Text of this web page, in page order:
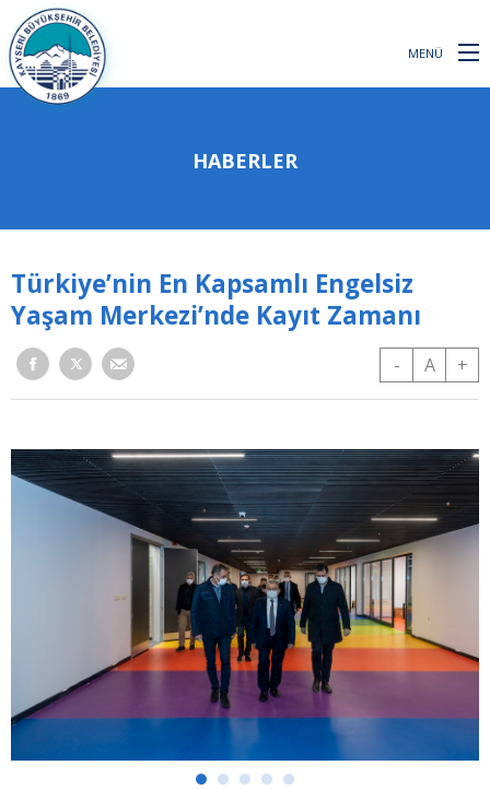
MENÜ
HABERLER
Türkiye’nin En Kapsamlı Engelsiz
Yaşam Merkezi’nde Kayıt Zamanı
- A +